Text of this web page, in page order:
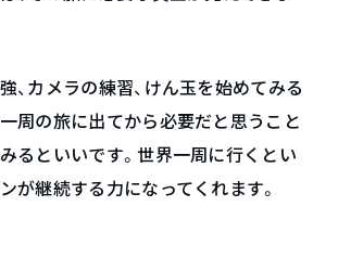
、カメラの練習、けん玉を始めてみる
周の旅に出てから必要だと思うこと
るといいです。世界一周に行くとい
が継続する力になってくれます。